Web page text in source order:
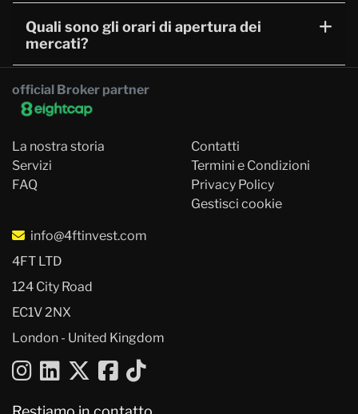
Quali sono gli orari di apertura dei
mercati?
official Broker partner
La nostra storia
Servizi
FAQ
Contatti
Termini e Condizioni
Privacy Policy
Gestisci cookie
info@4ftinvest.com
4FT LTD
124 City Road
EC1V 2NX
London - United Kingdom